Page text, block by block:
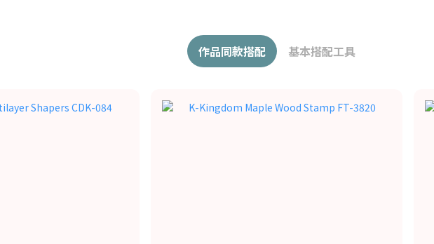
作品同款搭配 基本搭配工具